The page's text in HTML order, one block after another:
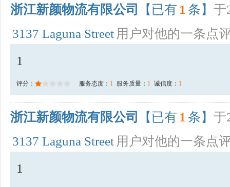
浙江新颜物流有限公司 【已有 1 条】 于
3137 Laguna Street 用户对他的一条点
1
评分： 服务态度： 1 服务质量： 1 诚信度： 1
浙江新颜物流有限公司 【已有 1 条】 于
3137 Laguna Street 用户对他的一条点
1